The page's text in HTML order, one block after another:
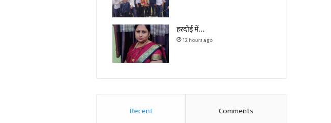
हरदोई में…
12 hours ago
Recent Comments